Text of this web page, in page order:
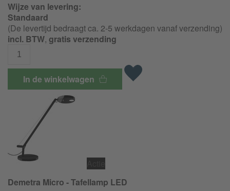
Wijze van levering:
Standaard
(De levertijd bedraagt ca. 2-5 werkdagen vanaf verzending)
incl. BTW, gratis verzending
In de winkelwagen
Demetra Micro - Tafellamp LED